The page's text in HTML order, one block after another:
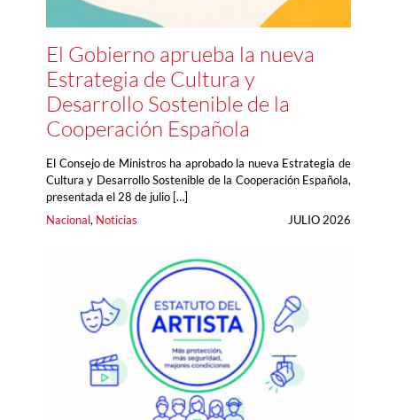
El Gobierno aprueba la nueva
Estrategia de Cultura y
Desarrollo Sostenible de la
Cooperación Española
El Consejo de Ministros ha aprobado la nueva Estrategia de
Cultura y Desarrollo Sostenible de la Cooperación Española,
presentada el 28 de julio […]
Nacional, Noticias JULIO 2026